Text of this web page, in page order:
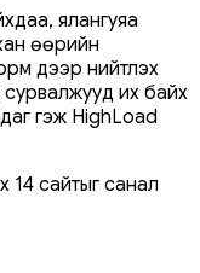
ялангуяа
өөрийн
дээр нийтлэх
сурвалжууд их байх
гэж HighLoad
14 сайтыг санал